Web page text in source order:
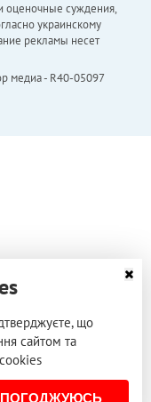
оценочные суждения,
украинскому
рекламы несет
медиа - R40-05097
що
сайтом та
ПОГОДЖУЮСЬ